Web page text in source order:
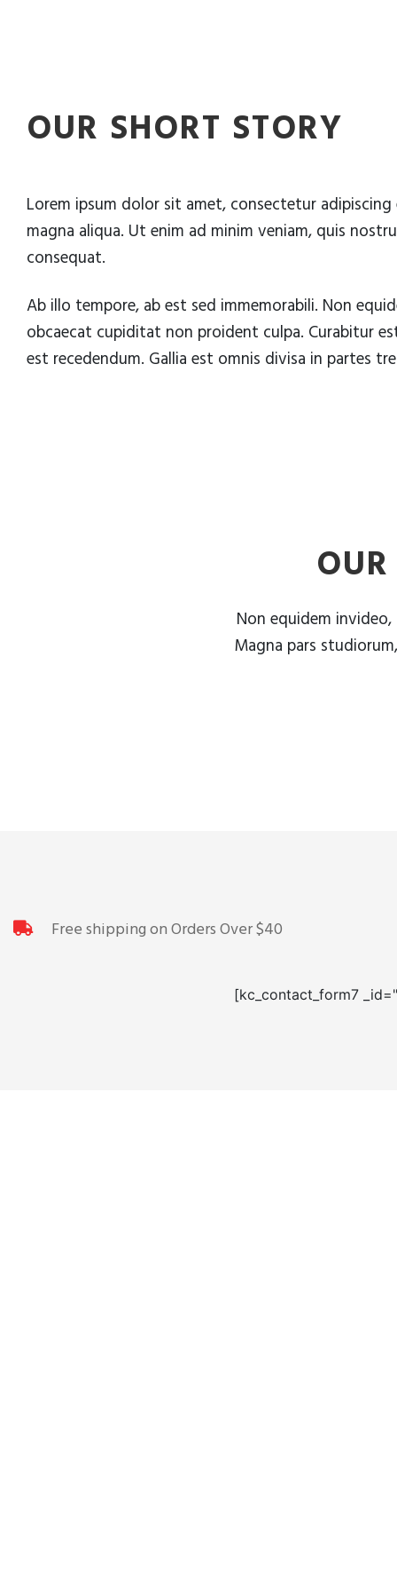
OUR SHORT STORY
Lorem ipsum dolor sit amet, consectetur
magna aliqua. Ut enim ad minim veniam, quis
consequat.
Ab illo tempore, ab est sed immemorabili. Non
obcaecat cupiditat non proident culpa. Curabitur
est recedendum. Gallia est omnis divisa in partes
Non equidem
Magna pars
Free shipping on Orders Over $40
[kc_contact_form7